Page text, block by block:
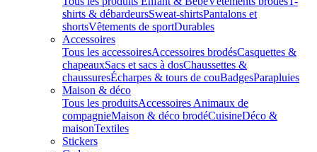
shirts & débardeursSweat-shirtsPantalons et
shortsVêtements de sportDurables
Accessoires
Tous les accessoiresAccessoires brodésCasquettes &
chapeauxSacs et sacs à dosChaussettes &
chaussuresÉcharpes & tours de couBadgesParapluies
Maison & déco
Tous les produitsAccessoires Animaux de
compagnieMaison & déco brodéCuisineDéco &
maisonTextiles
Stickers